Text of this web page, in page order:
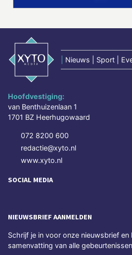
Nieuws | Sport |
Hoofdvestiging:
van Benthuizenlaan 1
1701 BZ Heerhugowaard
072 8200 600
redactie@xyto.nl
www.xyto.nl
SOCIAL MEDIA
NIEUWSBRIEF AANMELDEN
Schrijf je in voor onze nieuwsbrief en
samenvatting van alle